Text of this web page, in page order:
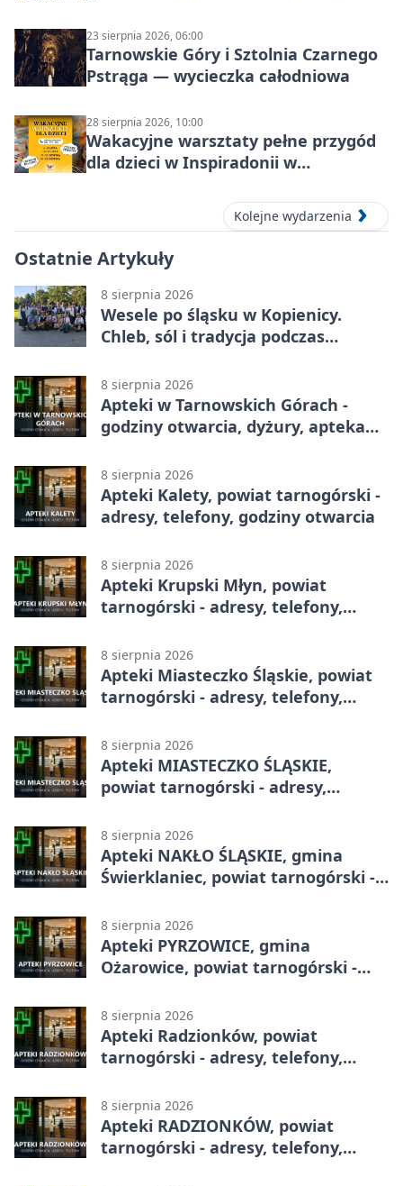
23 sierpnia 2026, 06:00
Tarnowskie Góry i Sztolnia Czarnego
Pstrąga — wycieczka całodniowa
28 sierpnia 2026, 10:00
Wakacyjne warsztaty pełne przygód
dla dzieci w Inspiradonii w
Kolejne wydarzenia
Ostatnie Artykuły
8 sierpnia 2026
Wesele po śląsku w Kopienicy.
Chleb, sól i tradycja podczas
8 sierpnia 2026
Apteki w Tarnowskich Górach -
godziny otwarcia, dyżury, apteka
8 sierpnia 2026
Apteki Kalety, powiat tarnogórski -
adresy, telefony, godziny otwarcia
8 sierpnia 2026
Apteki Krupski Młyn, powiat
tarnogórski - adresy, telefony,
8 sierpnia 2026
Apteki Miasteczko Śląskie, powiat
tarnogórski - adresy, telefony,
8 sierpnia 2026
Apteki MIASTECZKO ŚLĄSKIE,
powiat tarnogórski - adresy,
8 sierpnia 2026
Apteki NAKŁO ŚLĄSKIE, gmina
Świerklaniec, powiat tarnogórski -
8 sierpnia 2026
Apteki PYRZOWICE, gmina
Ożarowice, powiat tarnogórski -
8 sierpnia 2026
Apteki Radzionków, powiat
tarnogórski - adresy, telefony,
8 sierpnia 2026
Apteki RADZIONKÓW, powiat
tarnogórski - adresy, telefony,